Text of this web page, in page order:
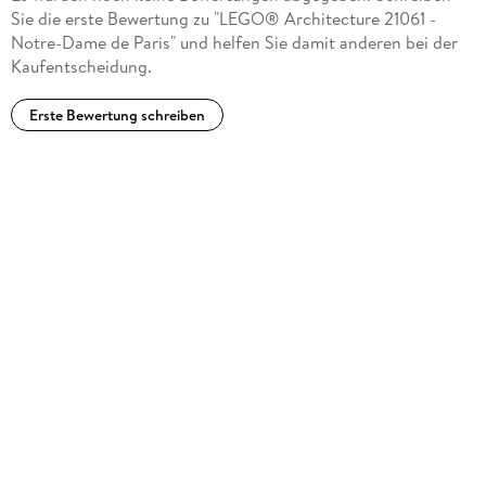
Ausstellen: Dieses Modell aus 4. 383 Teilen ist 33 cm
hoch, 22 cm breit und 41 cm tief
Sie die erste Bewertung zu "LEGO® Architecture 21061 -
Notre-Dame de Paris" und helfen Sie damit anderen bei der
Kaufentscheidung.
Erste Bewertung schreiben